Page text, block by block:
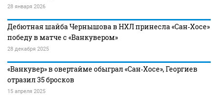
28 января 2026
Дебютная шайба Чернышова в НХЛ принесла «Сан‑Хосе»
победу в матче с «Ванкувером»
28 декабря 2025
«Ванкувер» в овертайме обыграл «Сан‑Хосе», Георгиев
отразил 35 бросков
15 апреля 2025